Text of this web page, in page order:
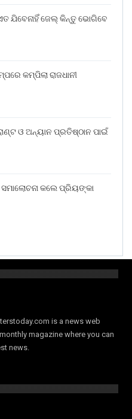
ଯିବେନାହିଁ ଜେଲ୍ କିନ୍ତୁ ଭୋଗିବେ
କମ୍ପିଲା ରାଜଧାନୀ
ଓ ଅନ୍ୟାନ ପ୍ରତିଷ୍ଠାନ ପାଇଁ
କଲେ ପ୍ରିୟଙ୍କା
is a news web
magazine where you can
news.